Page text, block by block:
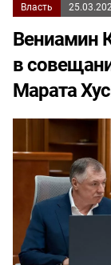
Власть
Вениамин
в
Марата